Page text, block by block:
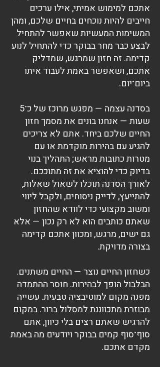
אתכם למימוש אמיתי, אילו ערכים
חייבים להיות נוכחים בחיים שלכם, ומהן
המשימות המעשיות שאפשר להתחיל
לבצע כבר מחר בבוקר כדי להתחיל לנוע
קדימה. זה חזון שמרגש, שמדליק
אתכם, ושאפשר באמת לעבוד איתו
ביום־יום.
בסדנה עצמה — מפגש מרוכז של כ־5
שעות — אנחנו בונים את מסמך חזון
החיים שלכם ביחד. אתם לא צריכים
להגיע עם בהירות מוקדמת או עם
מטרות כתובות מראש; התהליך בנוי
בדיוק כדי להוציא את זה מתוככם.
לאורך הסדנה תוכלו לשאול שאלות,
להתייעץ, לדייק ניסוחים, ולקבל ליווי
ומשוב מקצועי כדי לוודא שהחזון
שאתם כותבים הוא לא רק נכון — אלא
גם ישים, מרגש, ומכוון אתכם קדימה
בצורה מדויקת.
כשחזון החיים נוצר — החיים משתנים.
הבלבול הופך לבהירות. חוסר ההתמדה
מפנה מקום למוטיבציה טבעית. עשייה
מבוזרת מתכווננת למסלול ברור. במקום
להרגיש שאתם רצים בלי כיוון, אתם
סוף־סוף קמים בבוקר ויודעים מה באמת
מקדם אתכם.